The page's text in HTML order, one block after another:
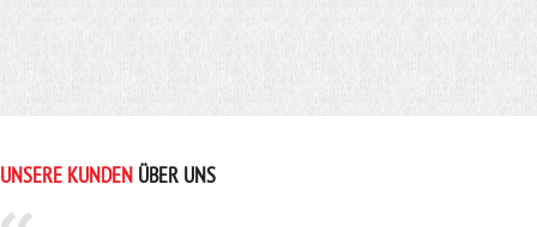
UNSERE KUNDEN ÜBER UNS